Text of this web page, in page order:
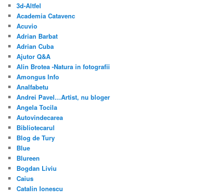
3d-Altfel
Academia Catavenc
Acuvio
Adrian Barbat
Adrian Cuba
Ajutor Q&A
Alin Brotea -Natura in fotografii
Amongus Info
Analfabetu
Andrei Pavel…Artist, nu bloger
Angela Tocila
Autovindecarea
Bibliotecarul
Blog de Tury
Blue
Blureen
Bogdan Liviu
Caius
Catalin Ionescu